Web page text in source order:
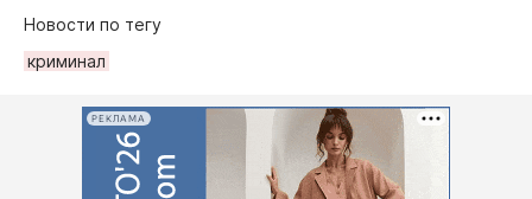
Новости по тегу
криминал
РЕКЛАМА